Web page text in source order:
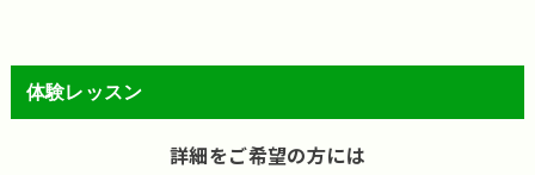
体験レッスン
詳細をご希望の方には